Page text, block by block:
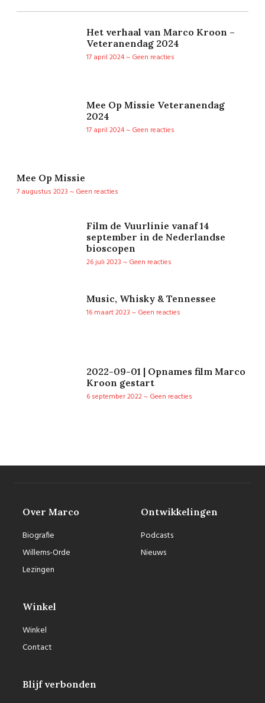
Het verhaal van Marco Kroon –
Veteranendag 2024
17 april 2024
Geen reacties
Mee Op Missie Veteranendag
2024
17 april 2024
Geen reacties
Mee Op Missie
7 augustus 2023
Geen reacties
Film de Vuurlinie vanaf 14
september in de Nederlandse
bioscopen
26 juli 2023
Geen reacties
Music, Whisky & Tennessee
16 maart 2023
Geen reacties
2022-09-01 | Opnames film Marco
Kroon gestart
6 september 2022
Geen reacties
Over Marco
Biografie
Willems-Orde
Lezingen
Ontwikkelingen
Podcasts
Nieuws
Winkel
Winkel
Contact
Blijf verbonden